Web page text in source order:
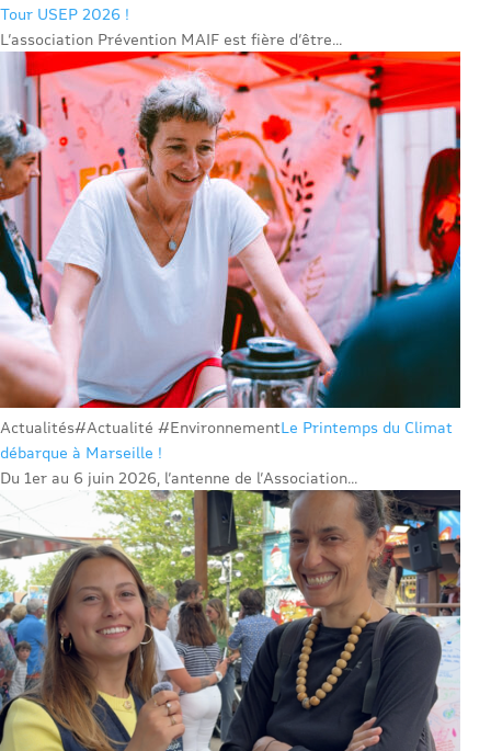
Tour USEP 2026 !
L’association Prévention MAIF est fière d’être...
Actualités#Actualité #EnvironnementLe Printemps du Climat
débarque à Marseille !
Du 1er au 6 juin 2026, l’antenne de l’Association...